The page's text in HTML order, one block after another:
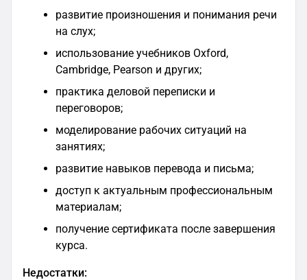
развитие произношения и понимания речи
на слух;
использование учебников Oxford,
Cambridge, Pearson и других;
практика деловой переписки и
переговоров;
моделирование рабочих ситуаций на
занятиях;
развитие навыков перевода и письма;
доступ к актуальным профессиональным
материалам;
получение сертификата после завершения
курса.
Недостатки: